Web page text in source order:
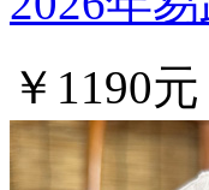
￥1190元